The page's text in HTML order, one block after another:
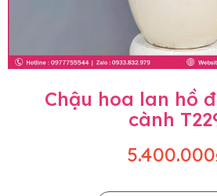
Chậu hoa lan hồ
cành